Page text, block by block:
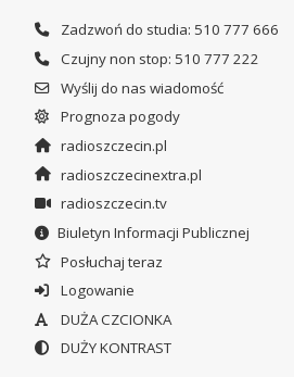
Zadzwoń do studia: 510 777 666
Czujny non stop: 510 777 222
Wyślij do nas wiadomość
Prognoza pogody
radioszczecin.pl
radioszczecinextra.pl
radioszczecin.tv
Biuletyn Informacji Publicznej
Posłuchaj teraz
Logowanie
DUŻA CZCIONKA
DUŻY KONTRAST